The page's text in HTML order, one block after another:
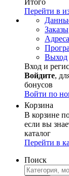
Итого
Перейти в
Заказы
Адреса
Выход
Вход и
Войдите,
бонусов
Войти по
Корзина
В корзине
если вы
каталог
Перейти в
Поиск